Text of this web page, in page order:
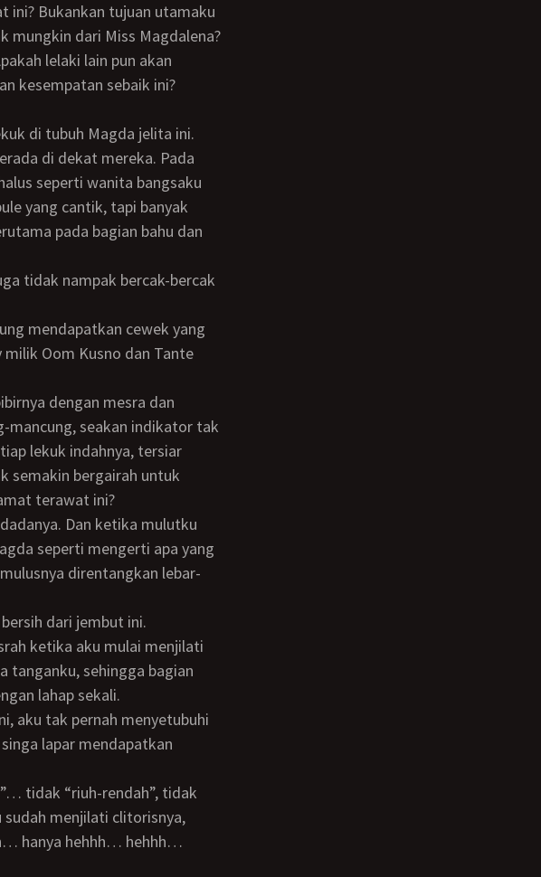
ini? Bukankan tujuan utamaku
mungkin dari Miss Magdalena?
lelaki lain pun akan
kesempatan sebaik ini?
di tubuh Magda jelita ini.
seperti wanita bangsaku
yang cantik, tapi banyak
pada bagian bahu dan
Oom Kusno dan Tante
mancung, seakan indikator tak
lekuk indahnya, tersiar
semakin bergairah untuk
terawat ini?
seperti mengerti apa yang
direntangkan lebar-
dari jembut ini.
tanganku, sehingga bagian
lahap sekali.
lapar mendapatkan
menjilati clitorisnya,
hanya hehhh… hehhh…